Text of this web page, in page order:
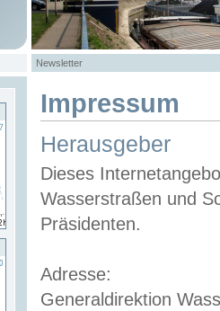
Newsletter
Impressum
Herausgeber
Dieses
Wasserstraßen und
Präsidenten.
Adresse:
Generaldirektion